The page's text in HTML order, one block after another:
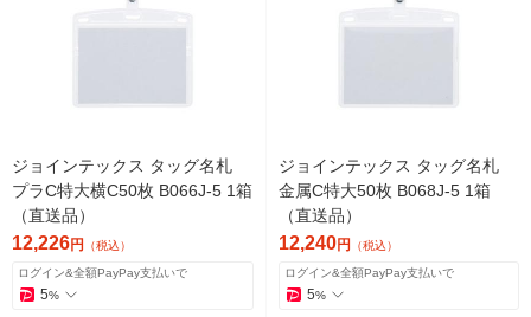
ジョインテックス タッグ名札
プラC特大横C50枚 B066J-5 1箱
（直送品）
12,226円 （税込）
ログイン&全額PayPay支払いで
5%
ジョインテックス タッグ名札
金属C特大50枚 B068J-5 1箱
（直送品）
12,240円 （税込）
ログイン&全額PayPay支払いで
5%